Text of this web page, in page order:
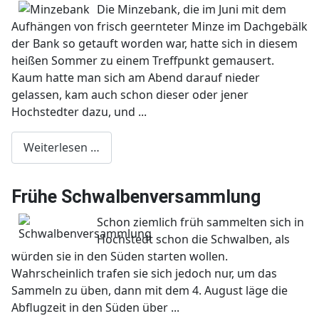
Die Minzebank, die im Juni mit dem
Aufhängen von frisch geernteter Minze im Dachgebälk
der Bank so getauft worden war, hatte sich in diesem
heißen Sommer zu einem Treffpunkt gemausert.
Kaum hatte man sich am Abend darauf nieder
gelassen, kam auch schon dieser oder jener
Hochstedter dazu, und ...
Weiterlesen …
Frühe Schwalbenversammlung
Schon ziemlich früh sammelten sich in
Hochstedt schon die Schwalben, als
würden sie in den Süden starten wollen.
Wahrscheinlich trafen sie sich jedoch nur, um das
Sammeln zu üben, dann mit dem 4. August läge die
Abflugzeit in den Süden über ...